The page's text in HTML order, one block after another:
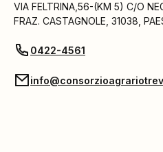
VIA FELTRINA,56-(KM 5) C/O
FRAZ. CASTAGNOLE 31038
0422-4561